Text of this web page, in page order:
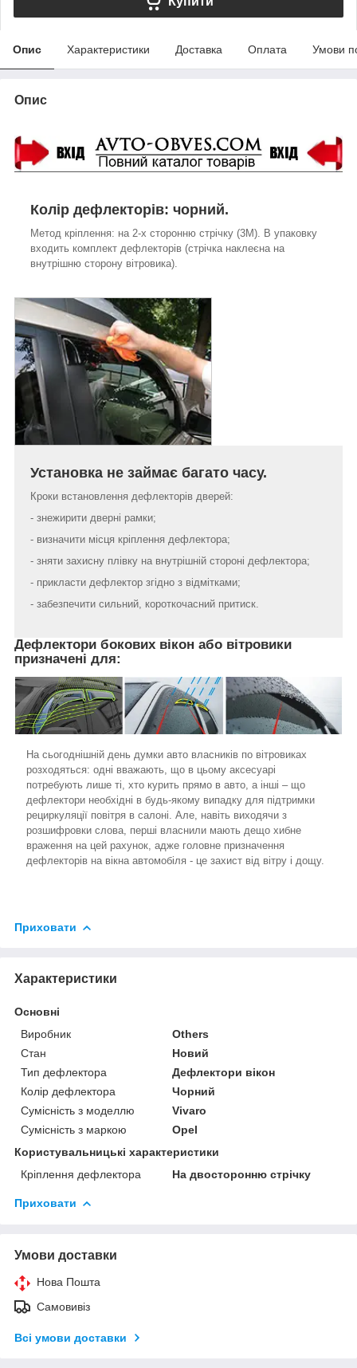
Опис Характеристики Доставка Оплата Умови
Опис
Колір дефлекторів: чорний.
Метод кріплення: на 2-х сторонню стрічку (3М). В упаковку
входить комплект дефлекторів (стрічка наклеєна на
внутрішню сторону вітровика).
Установка не займає багато часу.
Кроки встановлення дефлекторів дверей:
- знежирити дверні рамки;
- визначити місця кріплення дефлектора;
- зняти захисну плівку на внутрішній стороні дефлектора;
- прикласти дефлектор згідно з відмітками;
- забезпечити сильний, короткочасний притиск.
Дефлектори бокових вікон або вітровики
призначені для:
На сьогоднішній день думки авто власників по вітровиках
розходяться: одні вважають, що в цьому аксесуарі
потребують лише ті, хто курить прямо в авто, а інші – що
дефлектори необхідні в будь-якому випадку для підтримки
рециркуляції повітря в салоні. Але, навіть виходячи з
розшифровки слова, перші власнили мають дещо хибне
враження на цей рахунок, адже головне призначення
дефлекторів на вікна автомобіля - це захист від вітру і дощу.
Приховати
Характеристики
Основні
Виробник
Others
Стан
Новий
Тип дефлектора
Дефлектори вікон
Колір дефлектора
Чорний
Сумісність з моделлю
Vivaro
Сумісність з маркою
Opel
Користувальницькі характеристики
Кріплення дефлектора
На двосторонню стрічку
Приховати
Умови доставки
Нова Пошта
Самовивіз
Всі умови доставки